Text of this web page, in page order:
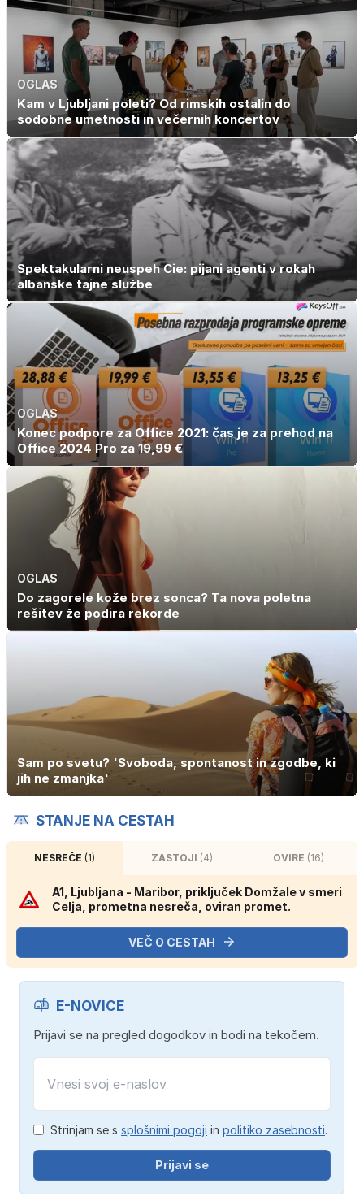
OGLAS
Kam v Ljubljani poleti? Od rimskih ostalin do
sodobne umetnosti in večernih koncertov
Spektakularni neuspeh Cie: pijani agenti v rokah
albanske tajne službe
OGLAS
Konec podpore za Office 2021: čas je za prehod na
Office 2024 Pro za 19,99 €
OGLAS
Do zagorele kože brez sonca? Ta nova poletna
rešitev že podira rekorde
Sam po svetu? 'Svoboda, spontanost in zgodbe, ki
jih ne zmanjka'
STANJE NA CESTAH
NESREČE(1) ZASTOJI (4) OVIRE (16)
A1, Ljubljana - Maribor, priključek Domžale v smeri
Celja, prometna nesreča, oviran promet.
VEČ O CESTAH
E-NOVICE
Prijavi se na pregled dogodkov in bodi na tekočem.
Strinjam se s splošnimi pogoji in politiko zasebnosti.
Prijavi se